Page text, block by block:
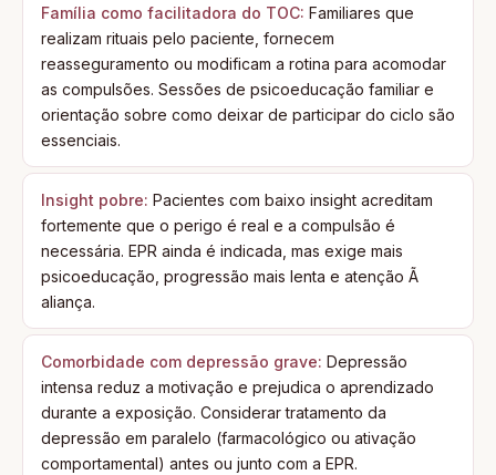
Família como facilitadora do TOC: Familiares que
realizam rituais pelo paciente, fornecem
reasseguramento ou modificam a rotina para acomodar
as compulsões. Sessões de psicoeducação familiar e
orientação sobre como deixar de participar do ciclo são
essenciais.
Insight pobre: Pacientes com baixo insight acreditam
fortemente que o perigo é real e a compulsão é
necessária. EPR ainda é indicada, mas exige mais
psicoeducação, progressão mais lenta e atenção Ã
aliança.
Comorbidade com depressão grave: Depressão
intensa reduz a motivação e prejudica o aprendizado
durante a exposição. Considerar tratamento da
depressão em paralelo (farmacológico ou ativação
comportamental) antes ou junto com a EPR.